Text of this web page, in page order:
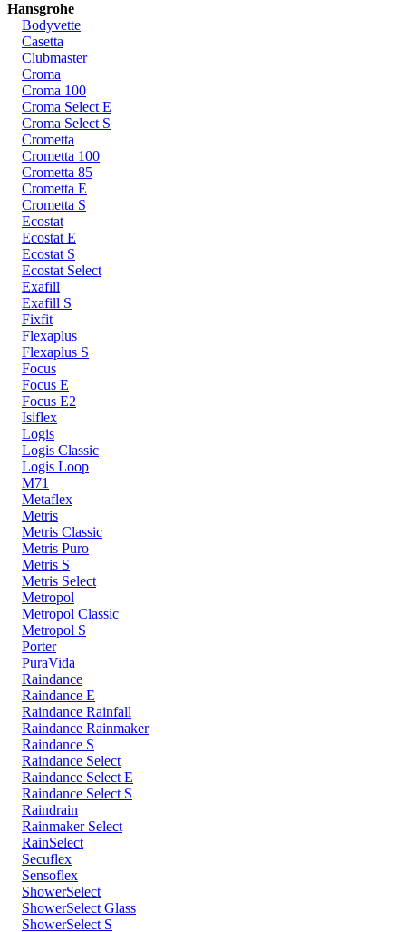
Hansgrohe
Bodyvette
Casetta
Clubmaster
Croma
Croma 100
Croma Select E
Croma Select S
Crometta
Crometta 100
Crometta 85
Crometta E
Crometta S
Ecostat
Ecostat E
Ecostat S
Ecostat Select
Exafill
Exafill S
Fixfit
Flexaplus
Flexaplus S
Focus
Focus E
Focus E2
Isiflex
Logis
Logis Classic
Logis Loop
M71
Metaflex
Metris
Metris Classic
Metris Puro
Metris S
Metris Select
Metropol
Metropol Classic
Metropol S
Porter
PuraVida
Raindance
Raindance E
Raindance Rainfall
Raindance Rainmaker
Raindance S
Raindance Select
Raindance Select E
Raindance Select S
Raindrain
Rainmaker Select
RainSelect
Secuflex
Sensoflex
ShowerSelect
ShowerSelect Glass
ShowerSelect S